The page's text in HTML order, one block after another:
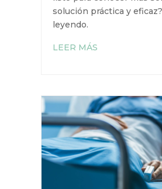
un midline de manera
usando una técnica que
¿Estás listo para conocer
LEER MÁS